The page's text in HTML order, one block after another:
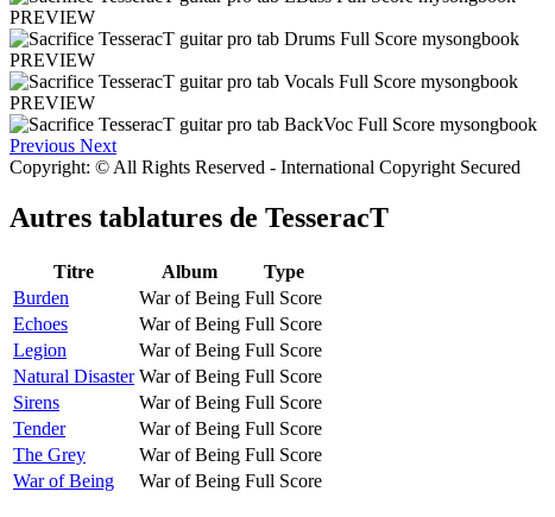
PREVIEW
PREVIEW
PREVIEW
Previous Next
Copyright: © All Rights Reserved - International Copyright Secured
Autres tablatures de TesseracT
Titre Album
Type
Burden
War of Being Full Score
Echoes
War of Being Full Score
Legion
War of Being Full Score
Natural Disaster War of Being Full Score
Sirens
War of Being Full Score
Tender
War of Being Full Score
The Grey
War of Being Full Score
War of Being
War of Being Full Score